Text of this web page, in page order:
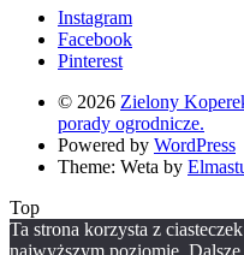
Instagram
Facebook
Pinterest
© 2026 Zielony
porady ogrodnicze.
Powered by WordPress
Theme: Weta by
Top
Ta strona korzysta z